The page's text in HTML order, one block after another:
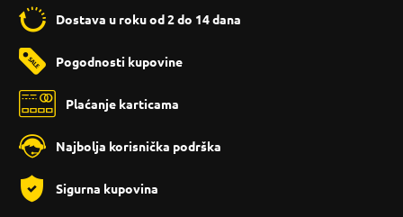
Dostava u roku od 2 do 14 dana
Pogodnosti kupovine
Plaćanje karticama
Najbolja korisnička podrška
Sigurna kupovina